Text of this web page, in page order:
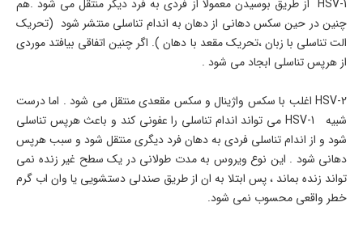
HSV-1 از طریق بوسیدن معمولا از فردی به فرد دیگر منتقل می شود .هم
چنین در حین سکس دهانی از دهان به اندام تناسلی منتشر شود (تحریک
الت تناسلی با زبان ،تحریک مقعد با دهان ). اگر چنین اتفاقی بیافتد موردی
از هرپس تناسلی ابجاد می شود .
HSV-2 اغلب با سکس واژینال و سکس مقعدی منتقل می شود . اما درست
شبیه HSV-1 می تواند اندام تناسلی را عفونی کند و باعث هرپس تناسلی
شود و از اندام تناسلی فردی به دهان فرد دیگری منتقل شود و سبب هرپس
دهانی شود . این نوع ویروس به مدت طولانی در یک سطح غیر زنده نمی
تواند زنده بماند ، پس ابتلا به ان از طریق صندلی دستشویی یا وان اب گرم
خطر واقعی محسوب نمی شود.